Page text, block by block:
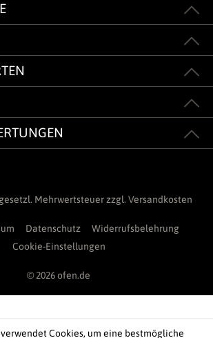
Mehrwertsteuer zzgl. Versandkosten
Datenschutz
Widerrufsbelehrung
Cookie-Einstellungen
© 2026 ofen.de
Cookies, um eine bestmögliche